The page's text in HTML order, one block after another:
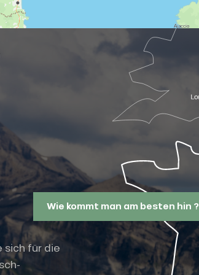
sich für die
Wie kommt man am besten hin ?